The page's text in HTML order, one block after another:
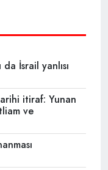
İsrail yanlısı
itiraf: Yunan
ve